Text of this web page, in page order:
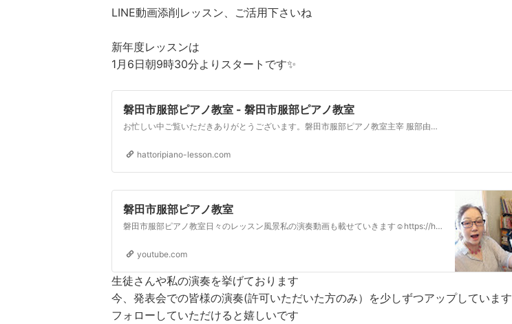
LINE動画添削レッスン、ご活用下さいね
新年度レッスンは
1月6日朝9時30分よりスタートです✨
磐田市服部ピアノ教室 - 磐田市服部ピアノ教室
お忙しい中ご覧いただきありがとうございます。磐田市服部ピアノ教室主宰 服部由美子と申します。教室は磐田市水堀1
hattoripiano-lesson.com
磐田市服部ピアノ教室
磐田市服部ピアノ教室日々のレッスン風景私の演奏動画も載せていきます☺️https://hattoripiano-lesson.com/https://lin.ee/SbuxJrehttps://twitter.com/AeWfc6hZFcPB8bD?t=PtqH_eFnQuTC-6r57RuHfA&s=09
youtube.com
生徒さんや私の演奏を挙げております
今、発表会での皆様の演奏(許可いただいた方のみ）を少しずつアップしています
フォローしていただけると嬉しいです